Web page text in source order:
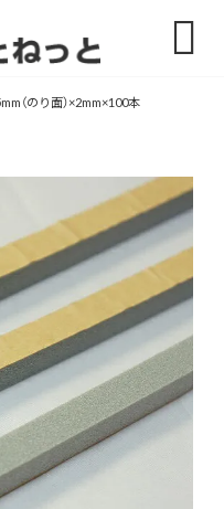

（のり面）×2mm×100本